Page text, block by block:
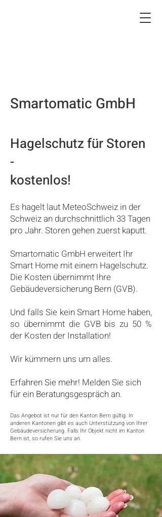
Smartomatic GmbH
Hagelschutz für Storen
-
kostenlos!
Es hagelt laut MeteoSchweiz in der
Schweiz an durchschnittlich 33 Tagen
pro Jahr. Storen gehen zuerst kaputt.
Smartomatic GmbH erweitert Ihr
Smart Home mit einem Hagelschutz.
Die Kosten übernimmt Ihre
Gebäudeversicherung Bern (GVB).
Und falls Sie kein Smart Home haben,
so übernimmt die GVB bis zu 50 %
der Kosten der Installation!
Wir kümmern uns um alles.
Erfahren Sie mehr! Melden Sie sich
für ein Beratungsgespräch an.
Das Angebot ist nur für den Kanton Bern gültig. In
anderen Kantonen gibt es auch Unterstützung von Ihrer
Gebäudeversicherung. Falls Ihr Objekt nicht im Kanton
Bern ist, so rufen Sie uns an.